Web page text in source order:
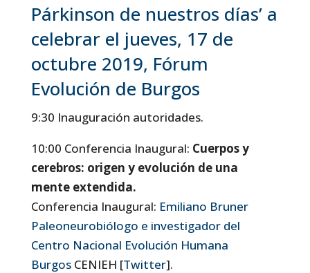
Párkinson de nuestros días’ a
celebrar el jueves, 17 de
octubre 2019, Fórum
Evolución de Burgos
9:30 Inauguración autoridades.
10:00 Conferencia Inaugural: Cuerpos y
cerebros: origen y evolución de una
mente extendida.
Conferencia Inaugural: Emiliano Bruner
Paleoneurobiólogo e investigador del
Centro Nacional Evolución Humana
BurgosCENIEH [Twitter].